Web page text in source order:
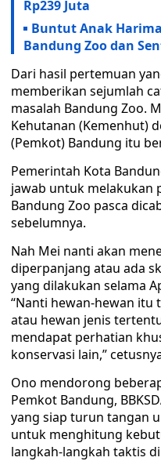
Rp239 Juta
Buntut Anak
Bandung Zoo dan
Dari hasil pertemuan
memberikan sejumlah
masalah Bandung Zoo.
Kehutanan (Kemenhut)
(Pemkot) Bandung itu
Pemerintah Kota
jawab untuk melakukan
Bandung Zoo pasca
sebelumnya.
Nah Mei nanti akan
diperpanjang atau ada
yang dilakukan selama
“Nanti hewan-hewan itu
atau hewan jenis
mendapat perhatian
konservasi lain,”
Ono mendorong
Pemkot Bandung,
yang siap turun tangan
untuk menghitung
langkah-langkah taktis